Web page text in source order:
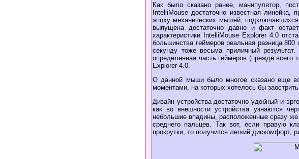
Как было сказано ранее, манипулятор,
IntelliMouse достаточно известная
эпоху механических мышей,
выпущена достаточно давно и факт
характеристики IntelliMouse Explorer 4.0
большинства геймеров реальная разница
секунду тоже весьма приличный
определенная часть геймеров (прежде всего
Explorer 4.0.
О данной мыши было многое сказано еще
моментами, на которых хотелось бы
Дизайн устройства достаточно удобный и
как во внешности устройства узнаются
небольшие впадины, расположенные сразу
среднего пальцев. Так вот, если правую
прокрутки, то получится легкий дискомфорт,